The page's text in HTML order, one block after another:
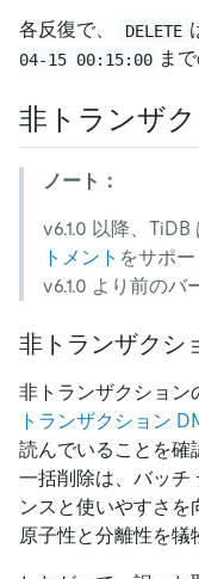
各反復で、 DELETE
04-15 00:15:00 ま
非トランザ
ノート：
v6.1.0 以降、TiDB
トメント をサポ
v6.1.0 より前のバ
非トランザクシ
非トランザクション
トランザクション
読んでいることを確
一括削除は、バッチ
ンスと使いやすさ
原子性と分離性を犠